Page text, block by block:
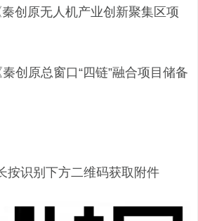
原无人机产业创新聚集区项
窗口“四链”融合项目储备
识别下方二维码获取附件